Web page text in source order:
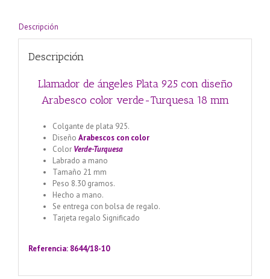
18
Descripción
Descripción
Llamador de ángeles Plata 925 con diseño
Arabesco color verde-Turquesa 18 mm
Colgante de plata 925.
Diseño Arabescos con color
Color Verde-Turquesa
Labrado a mano
Tamaño 21 mm
Peso 8.30 gramos.
Hecho a mano.
Se entrega con bolsa de regalo.
Tarjeta regalo Significado
Referencia: 8644/18-10